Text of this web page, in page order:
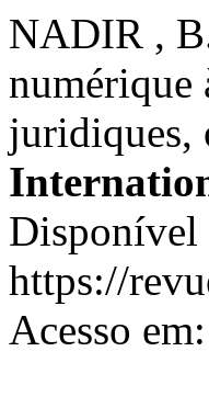
NADIR ,
numérique
juridiques,
Disponível
https://
Acesso